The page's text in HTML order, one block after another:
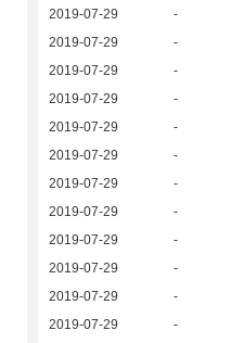
2019-07-29 -
2019-07-29 -
2019-07-29 -
2019-07-29 -
2019-07-29 -
2019-07-29 -
2019-07-29 -
2019-07-29 -
2019-07-29 -
2019-07-29 -
2019-07-29 -
2019-07-29 -